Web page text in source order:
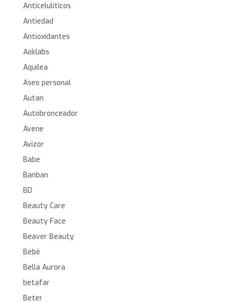
Anticelulíticos
Antiedad
Antioxidantes
Aoklabs
Aquilea
Aseo personal
Autan
Autobronceador
Avene
Avizor
Babe
Banban
BD
Beauty Care
Beauty Face
Beaver Beauty
Bebé
Bella Aurora
betafar
Beter